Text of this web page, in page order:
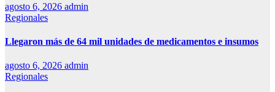
agosto 6, 2026 admin
Regionales
Llegaron más de 64 mil unidades de medicamentos e insumos
agosto 6, 2026 admin
Regionales